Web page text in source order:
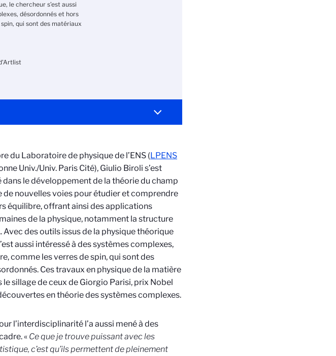
le chercheur s’est aussi
désordonnés et hors
qui sont des matériaux
du Laboratoire de physique de l’ENS (LPENS
Univ./Univ. Paris Cité), Giulio Biroli s’est
dans le développement de la théorie du champ
de nouvelles voies pour étudier et comprendre
équilibre, offrant ainsi des applications
de la physique, notamment la structure
. Avec des outils issus de la physique théorique
aussi intéressé à des systèmes complexes,
comme les verres de spin, qui sont des
Ces travaux en physique de la matière
le sillage de ceux de Giorgio Parisi, prix Nobel
en théorie des systèmes complexes.
l’interdisciplinarité l’a aussi mené à des
« Ce que je trouve puissant avec les
c’est qu’ils permettent de pleinement